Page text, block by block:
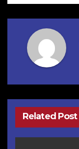
Related Post